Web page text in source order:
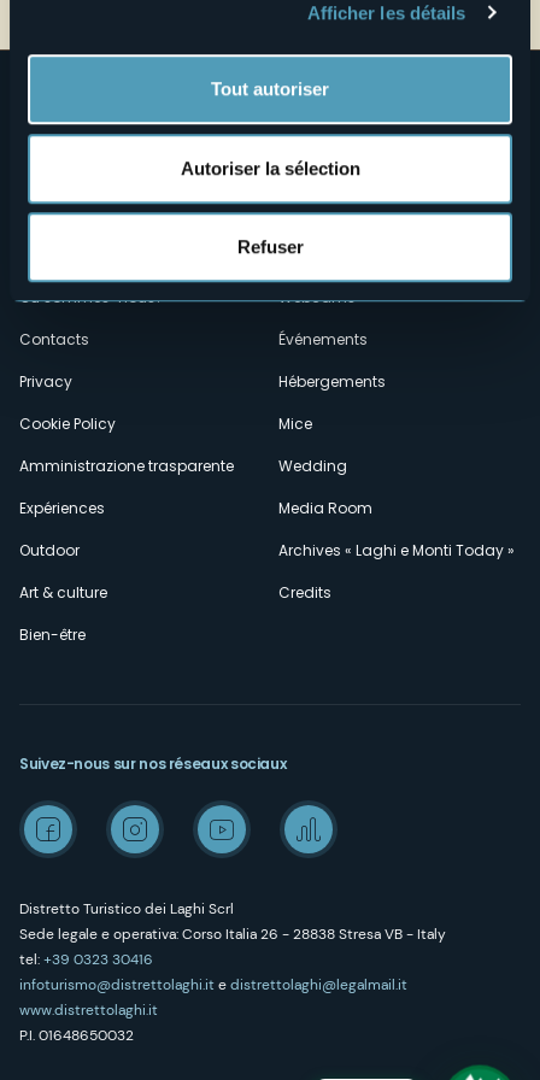
Afficher les détails
Tout autoriser
Autoriser la sélection
Refuser
Menù
secondario
Où sommes-nous?
Contacts
Privacy
Cookie Policy
Amministrazione trasparente
Expériences
Outdoor
Art & culture
Bien-être
Vins & gastronomie
Webcams
Événements
Hébergements
Mice
Wedding
Media Room
Archives « Laghi e Monti Today »
Credits
Distretto Turistico dei Laghi Scrl
Sede legale e operativa: Corso Italia 26 - 28838 Stresa VB - Italy
tel:+39 0323 30416
infoturismo@distrettolaghi.itedistrettolaghi@legalmail.it
www.distrettolaghi.it
P.I. 01648650032
Suivez-nous sur nos réseaux sociaux